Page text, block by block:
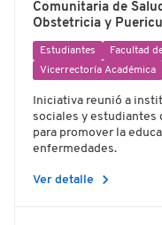
Comunitaria de
Obstetricia y
Estudiantes Facultad
Vicerrectoría Académica
Iniciativa reunió a
sociales y estudiantes
para promover la
enfermedades.
Ver detalle chevron_right